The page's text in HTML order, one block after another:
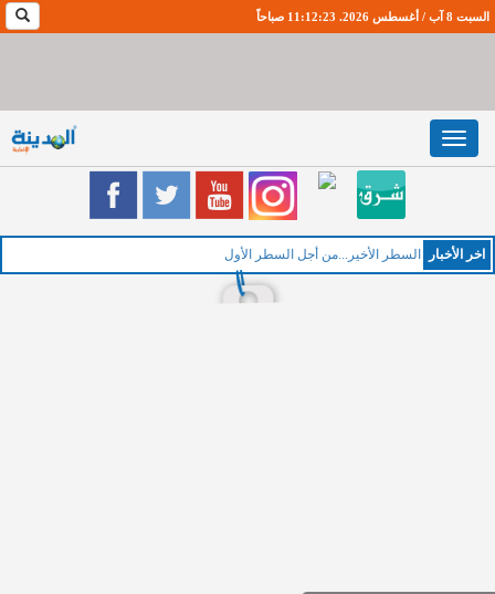
السبت 8 آب / أغسطس 2026. 11:12:24 صباحاً
Toggle
navigation
اخر اﻷخبار